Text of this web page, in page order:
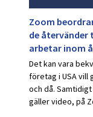
Zoom
de återvänder
arbetar inom
Det kan vara
företag i USA vill
och då.
gäller video, på